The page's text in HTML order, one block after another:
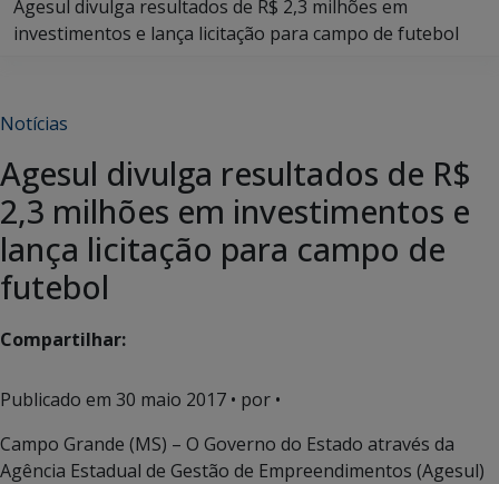
Agesul divulga resultados de R$ 2,3 milhões em
investimentos e lança licitação para campo de futebol
Notícias
Agesul divulga resultados de R$
2,3 milhões em investimentos e
lança licitação para campo de
futebol
Compartilhar:
Publicado em 30 maio 2017 • por •
Campo Grande (MS) – O Governo do Estado através da
Agência Estadual de Gestão de Empreendimentos (Agesul)